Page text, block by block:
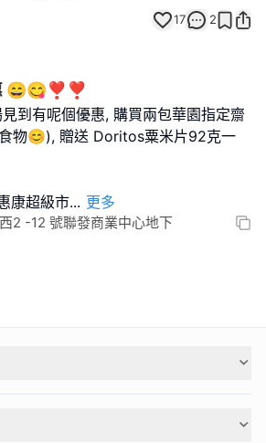
17 2
😄😋❣️❣️
到有呢個優惠, 購買兩包華園指定齋
物😊), 贈送 Doritos粟米片92克一
康超級市... 更多
2 -12 號聯發商業中心地下